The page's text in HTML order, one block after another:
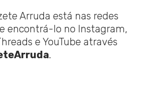
Arruda está nas redes
encontrá-lo no Instagram,
e YouTube através
.